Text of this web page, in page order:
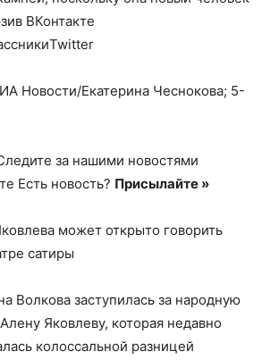
ВКонтакте
Новости/Екатерина Чеснокова; 5-
за нашими новостями
Есть новость? Присылайте »
может открыто говорить
сатиры
Волкова заступилась за народную
Яковлеву, которая недавно
колоссальной разницей